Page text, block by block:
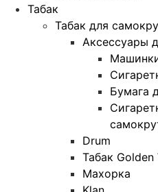
Табак
Табак для
Аксессуары
Бумага
Drum
Табак Golden
Махорка